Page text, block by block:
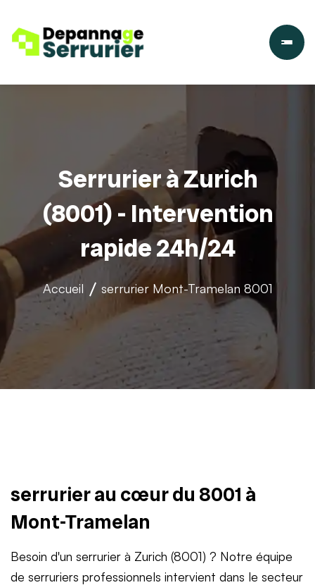
Serrurier à Zurich
(8001) - Intervention
rapide 24h/24
Accueil serrurier Mont-Tramelan 8001
serrurier au cœur du 8001 à
Mont-Tramelan
Besoin d'un serrurier à Zurich (8001) ? Notre équipe
de serruriers professionnels intervient dans le secteur